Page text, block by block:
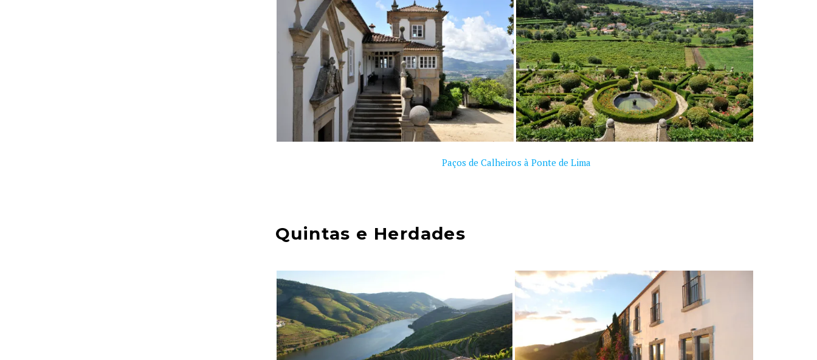
Paços de Calheiros à Ponte de Lima
Quintas e Herdades